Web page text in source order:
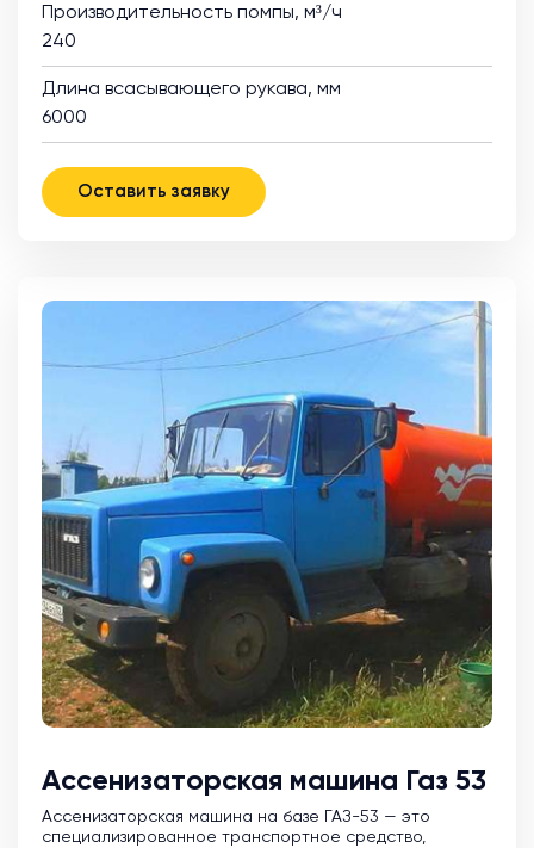
Производительность помпы, м³/ч
240
Длина всасывающего рукава, мм
6000
Оставить заявку
Ассенизаторская машина Газ 53
Ассенизаторская машина на базе ГАЗ-53 — это
специализированное транспортное средство,